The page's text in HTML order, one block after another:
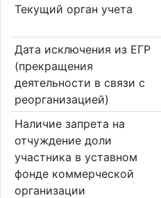
Текущий орган учета
Дата исключения из ЕГР
(прекращения
деятельности в связи с
реорганизацией)
Наличие запрета на
отчуждение доли
участника в уставном
фонде коммерческой
организации